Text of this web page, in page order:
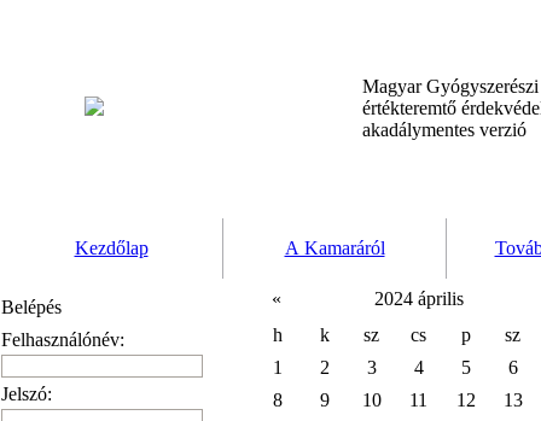
Magyar
értékteremtő
akadálymentes verzió
Kezdőlap A Kamaráról
Belépés
Felhasználónév:
Jelszó:
«
2024 április
h
k sz cs p
sz
1
2 3 4 5
6
8
9 10 11 12
13